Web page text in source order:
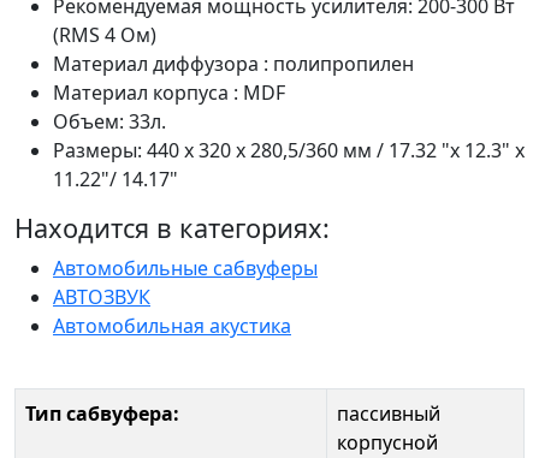
Рекомендуемая мощность усилителя: 200-300 Вт
(RMS 4 Ом)
Материал диффузора : полипропилен
Материал корпуса : MDF
Объем: 33л.
Размеры: 440 x 320 x 280,5/360 мм / 17.32 "x 12.3" x
11.22"/ 14.17"
Находится в категориях:
Автомобильные сабвуферы
АВТОЗВУК
Автомобильная акустика
Тип сабвуфера:
пассивный
корпусной